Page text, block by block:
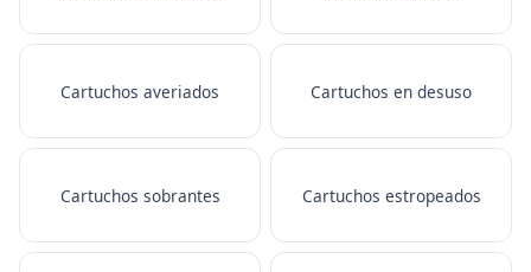
Cartuchos averiados Cartuchos en desuso
Cartuchos sobrantes Cartuchos estropeados